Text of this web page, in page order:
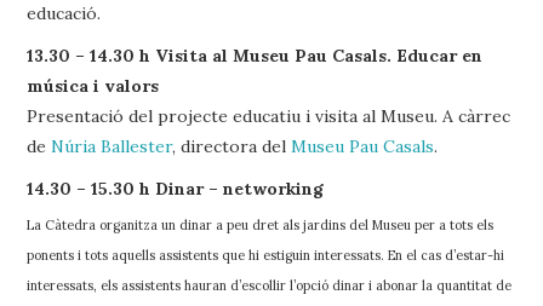
educació.
13.30 – 14.30 h Visita al Museu Pau Casals. Educar en
música i valors
Presentació del projecte educatiu i visita al Museu. A càrrec
deNúria Ballester, directora del Museu Pau Casals.
14.30 – 15.30 h Dinar – networking
La Càtedra organitza un dinar a peu dret als jardins del Museu per a tots els
ponents i tots aquells assistents que hi estiguin interessats. En el cas d’estar-hi
interessats, els assistents hauran d’escollir l’opció dinar i abonar la quantitat de